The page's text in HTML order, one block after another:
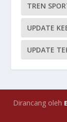
TREN
UPDATE
UPDATE
Dirancang oleh